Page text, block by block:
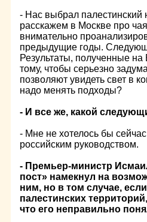
- Нас выбрал
расскажем в Москве про
внимательно
предыдущие годы.
Результаты, полученные
тому, чтобы серьезно
позволяют увидеть свет в
надо менять подходы?
- И все же, какой
- Мне не хотелось бы
российским руководством.
- Премьер-министр
пост» намекнул на
ним, но в том случае,
палестинских
что его неправильно